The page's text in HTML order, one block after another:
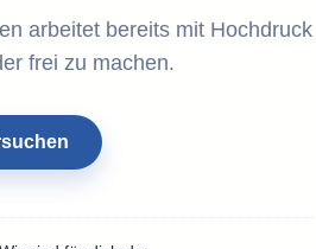
arbeitet bereits mit Hochdruck
frei zu machen.